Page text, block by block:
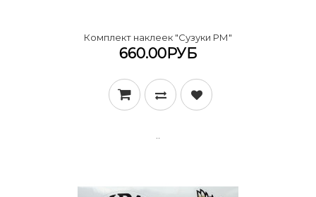
Комплект наклеек "Сузуки РМ"
660.00РУБ